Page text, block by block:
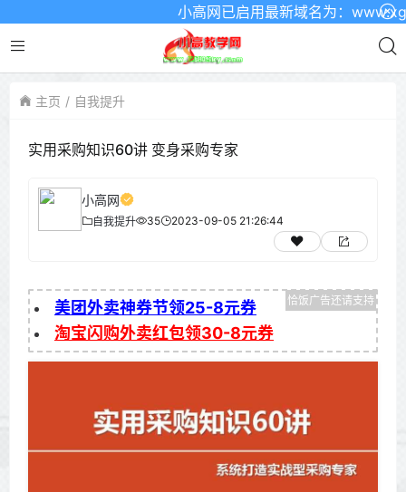
小高网已启用最新域名为：
主页 自我提升
实用采购知识60讲 变身采购专家
小高网
自我提升 35 2023-09-05 21:26:44
美团外卖神券节领25-8元券
淘宝闪购外卖红包领30-8元券